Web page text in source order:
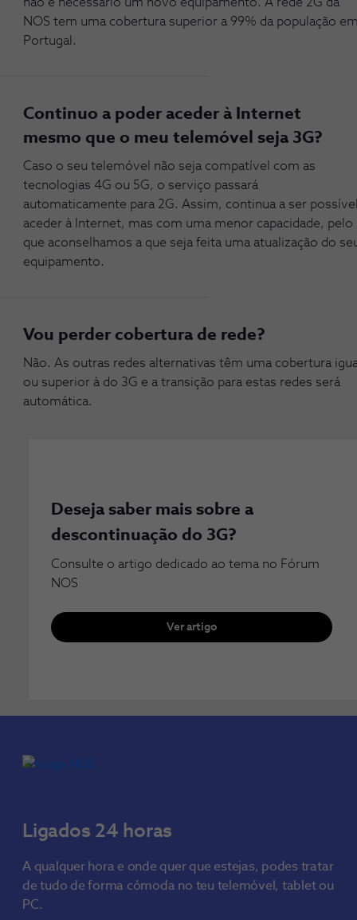
NOS tem uma cobertura superior a 99% da população
Portugal.
Continuo a poder aceder à Internet
mesmo que o meu telemóvel seja 3G?
Caso o seu telemóvel não seja compatível com as
tecnologias 4G ou 5G, o serviço passará
automaticamente para 2G. Assim, continua a ser
aceder à Internet, mas com uma menor capacidade, pelo
que aconselhamos a que seja feita uma atualização do
equipamento.
Vou perder cobertura de rede?
Não. As outras redes alternativas têm uma cobertura
ou superior à do 3G e a transição para estas redes será
automática.
Deseja saber mais sobre a
descontinuação do 3G?
Consulte o artigo dedicado ao tema no Fórum
NOS
Ver artigo
Ligados 24 horas
A qualquer hora e onde quer que estejas, podes tratar
de tudo de forma cómoda no teu telemóvel, tablet ou
PC.